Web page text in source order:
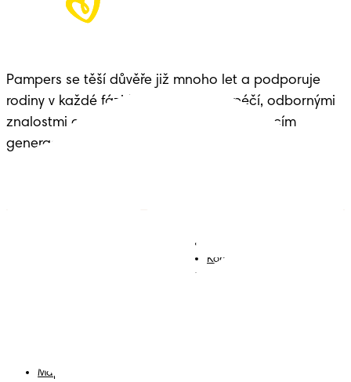
Pampers se těší důvěře již mnoho let a podporuje
rodiny v každé fázi života dítěte – s péčí, odbornými
znalostmi a dědictvím předávaným budoucím
generacím.
Kontakt
Mapa stránek